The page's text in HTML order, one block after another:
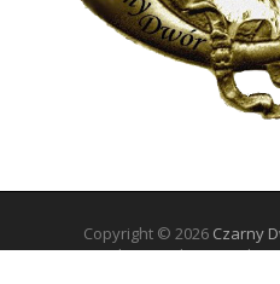
Copyright © 2026 Czarny
The Arcade Basic